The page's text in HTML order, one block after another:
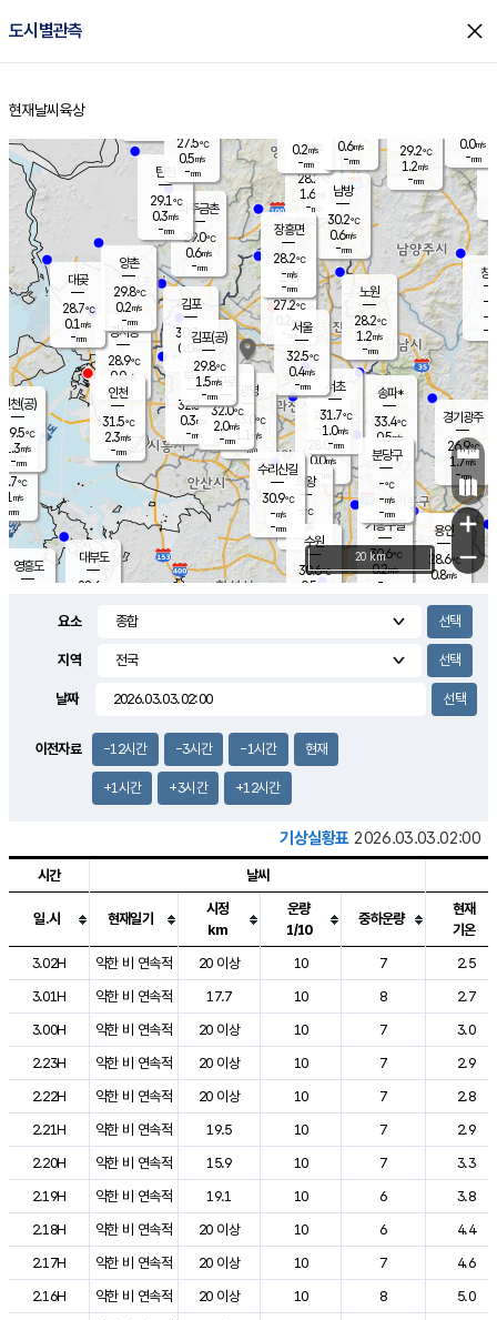
도시별관측 close
홈
현재날씨 육상
의도
℃
m/s
mm
영흥도
양주
28.2℃
1.6
-mm
과천
28.0℃
0.0m/s
- mm
용인
28.6℃
0.8m/s
경기광주
26.9℃
1.7m/s
-mm
0.0m/s
대부도
28.6
경서동
28.9℃
0.0m/s
-mm
파주금촌
29.0℃
0.6m/s
-mm
29.2℃
1.2m/s
-mm
대곶
28.7℃
0.1 m/s
-mm
창
-
-m/
-
탄현
29.1℃
0.3m/s
-mm
0.0m/s
-mm
의왕
- ℃
m/s
mm
김포
30.3℃
0.0 m/s
mm
광명
33.0
℃
1.1 m/s
-mm
부천
32.3℃
0.3m/s
-mm
양촌
29.8℃
0.2m/s
-mm
구로
32.0℃
2.0m/s
-mm
은평
27.2℃
0.2 m/s
- mm
노원
28.2℃
1.2m/s
-mm
송파*
33.4℃
0.5m/s
-mm
서초
31.7℃
1.0m/s
-mm
남방
30.2℃
0.6m/s
-mm
기흥구갈
30.6℃
0.2m/s
-
수리산길
30.9℃
-m/s
-mm
분당구
-℃
-m/s
-mm
장흥면
28.2℃
-m/s
-mm
0.2m/s
-mm
인천(공)
29.5℃
1.3m/s
-mm
김포(공)
29.8℃
1.5m/s
-mm
수원
30.6℃
0.5 m/s
인천
31.5℃
2.3m/s
-mm
서울
32.5℃
0.4m/s
-mm
27.5℃
0.5m/s
-mm
0.6m/s
-mm
+
−
20 km
요소
지역
날짜
이전자료 -12시간 -3시간 -1시간 현재
+1시간 +3시간 +12시간
기상실황표 2026.03.03.02:00
도시별 기상실황표로 지점, 날씨, 기온, 강수, 바람, 기압등을 안내한 표입
시간 날씨
일.시 현재일기
시정
km
운량
1/10
중하운량
현재
기온
3.02H
약한 비 연속적 20 이상 10 7
2.5
3.01H
약한 비 연속적 17.7 10 8
2.7
3.00H
약한 비 연속적 20 이상 10 7
3.0
2.23H
약한 비 연속적 20 이상 10 7
2.9
2.22H
약한 비 연속적 20 이상 10 7
2.8
2.21H
약한 비 연속적 19.5 10 7
2.9
2.20H
약한 비 연속적 15.9 10 7
3.3
2.19H
약한 비 연속적 19.1 10 6
3.8
2.18H
약한 비 연속적 20 이상 10 6
4.4
2.17H
약한 비 연속적 20 이상 10 7
4.6
2.16H
약한 비 연속적 20 이상 10 8
5.0